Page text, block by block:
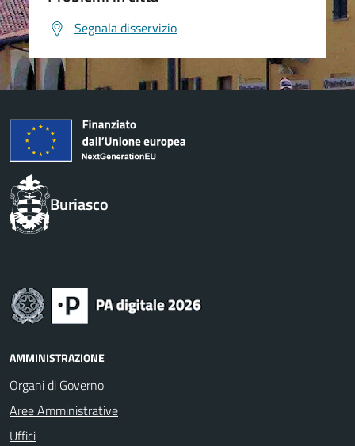
Segnala disservizio
Buriasco
AMMINISTRAZIONE
Organi di Governo
Aree Amministrative
Uffici